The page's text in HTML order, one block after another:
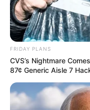
FRIDAY PLANS
CVS’s Nightmare
87¢ Generic Aisle 7